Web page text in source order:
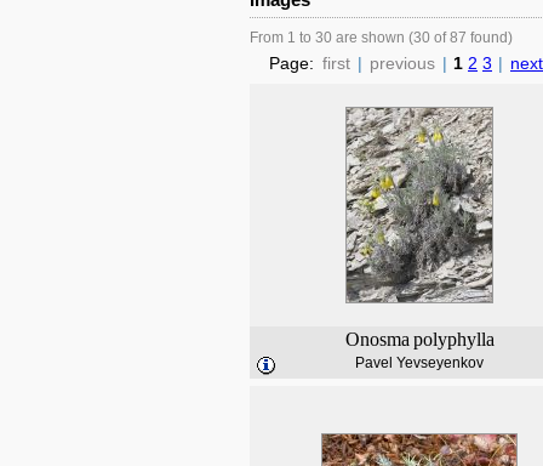
From 1 to 30 are shown (30 of 87 found)
Page: first | previous | 1 2 3 | next
Onosma polyphylla
Pavel Yevseyenkov